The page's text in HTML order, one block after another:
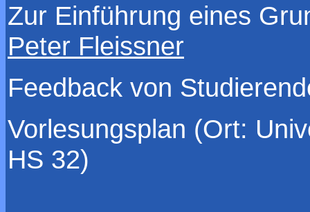
Zur Einführung eines
Peter Fleissner
Feedback von
Vorlesungsplan (Ort:
HS 32)